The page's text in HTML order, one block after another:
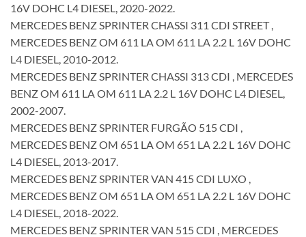
16V DOHC L4 DIESEL, 2020-2022.
MERCEDES BENZ SPRINTER CHASSI 311 CDI STREET ,
MERCEDES BENZ OM 611 LA OM 611 LA 2.2 L 16V DOHC
L4 DIESEL, 2010-2012.
MERCEDES BENZ SPRINTER CHASSI 313 CDI , MERCEDES
BENZ OM 611 LA OM 611 LA 2.2 L 16V DOHC L4 DIESEL,
2002-2007.
MERCEDES BENZ SPRINTER FURGÃO 515 CDI ,
MERCEDES BENZ OM 651 LA OM 651 LA 2.2 L 16V DOHC
L4 DIESEL, 2013-2017.
MERCEDES BENZ SPRINTER VAN 415 CDI LUXO ,
MERCEDES BENZ OM 651 LA OM 651 LA 2.2 L 16V DOHC
L4 DIESEL, 2018-2022.
MERCEDES BENZ SPRINTER VAN 515 CDI , MERCEDES